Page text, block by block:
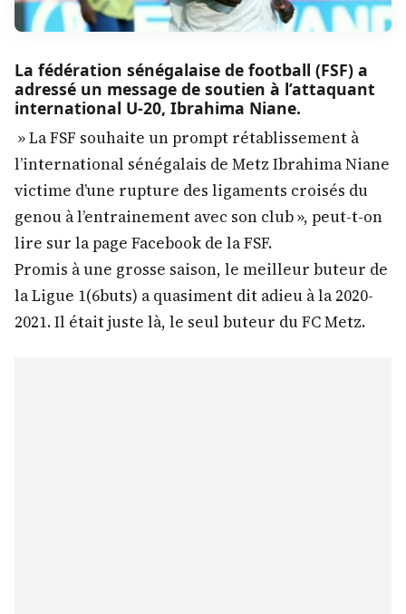
La fédération sénégalaise de football (FSF) a
adressé un message de soutien à l’attaquant
international U-20, Ibrahima Niane.
» La FSF souhaite un prompt rétablissement à
l’international sénégalais de Metz Ibrahima Niane
victime d’une rupture des ligaments croisés du
genou à l’entrainement avec son club », peut-t-on
lire sur la page Facebook de la FSF.
Promis à une grosse saison, le meilleur buteur de
la Ligue 1(6buts) a quasiment dit adieu à la 2020-
2021. Il était juste là, le seul buteur du FC Metz.